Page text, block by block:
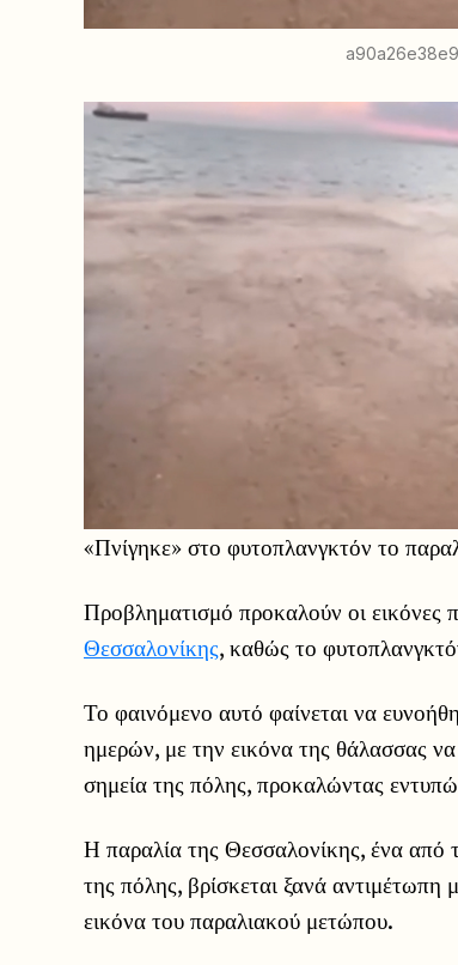
«Πνίγηκε» στο φυτοπλανγκτόν το
Προβληματισμό προκαλούν οι εικόνες
Θεσσαλονίκης, καθώς το
Το φαινόμενο αυτό φαίνεται να
ημερών, με την εικόνα της θάλασσας
σημεία της πόλης, προκαλώντας
Η παραλία της Θεσσαλονίκης, ένα από
της πόλης, βρίσκεται ξανά αντιμέτωπη
εικόνα του παραλιακού μετώπου.